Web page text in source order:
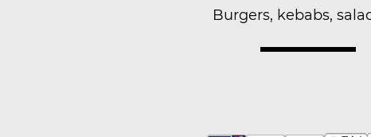
Burgers, kebabs,